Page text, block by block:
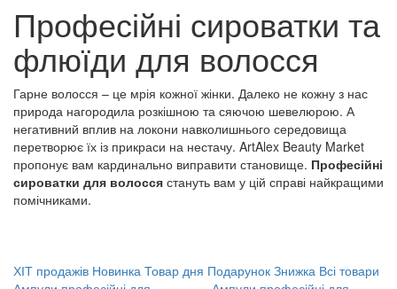
Професійні сироватки та
флюїди для волосся
Гарне волосся – це мрія кожної жінки. Далеко не кожну з нас
природа нагородила розкішною та сяючою шевелюрою. А
негативний вплив на локони навколишнього середовища
перетворює їх із прикраси на нестачу. ArtAlex Beauty Market
пропонує вам кардинально виправити становище. Професійні
сироватки для волосся стануть вам у цій справі найкращими
помічниками.
ХІТ продажів Новинка Товар дня Подарунок Знижка Всі товари